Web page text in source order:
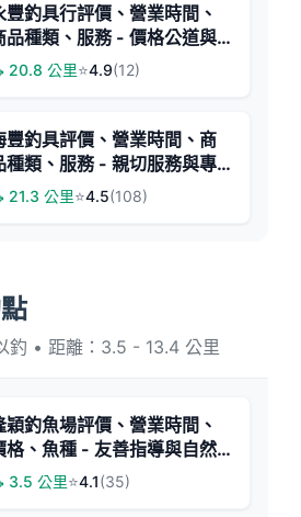
豐釣具行評價、營業時間、
品種類、服務 - 價格公道與
客製化多元
20.8 公里⭐4.9(12)
豐釣具評價、營業時間、商
種類、服務 - 親切服務與專
業維修
21.3 公里⭐4.5(108)
釣 • 距離：3.5 - 13.4 公里
穎釣魚場評價、營業時間、
格、魚種 - 友善指導與自然
溪釣體驗
3.5 公里⭐4.1(35)